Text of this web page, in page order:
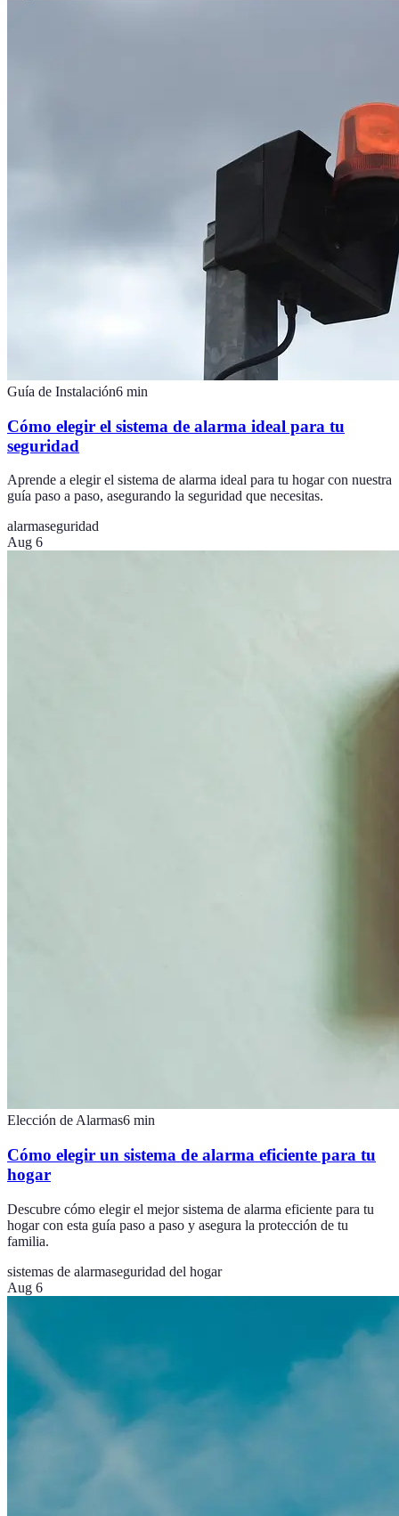
Guía de Instalación6 min
Cómo elegir el sistema de alarma ideal para tu
seguridad
Aprende a elegir el sistema de alarma ideal para tu hogar con nuestra
guía paso a paso, asegurando la seguridad que necesitas.
alarmaseguridad
Aug 6
Elección de Alarmas6 min
Cómo elegir un sistema de alarma eficiente para tu
hogar
Descubre cómo elegir el mejor sistema de alarma eficiente para tu
hogar con esta guía paso a paso y asegura la protección de tu
familia.
sistemas de alarmaseguridad del hogar
Aug 6